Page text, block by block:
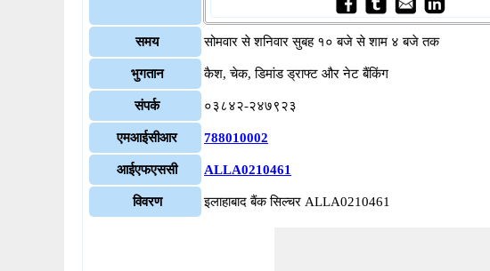
समय सोमवार से शनिवार सुबह १० बजे से शाम ४ बजे तक
भुगतान कैश, चेक, डिमांड ड्राफ्ट और नेट बैंकिंग
संपर्क ०३८४२-२४७९२३
एमआईसीआर 788010002
आईएफएससी ALLA0210461
विवरण इलाहाबाद बैंक सिल्चर ALLA0210461